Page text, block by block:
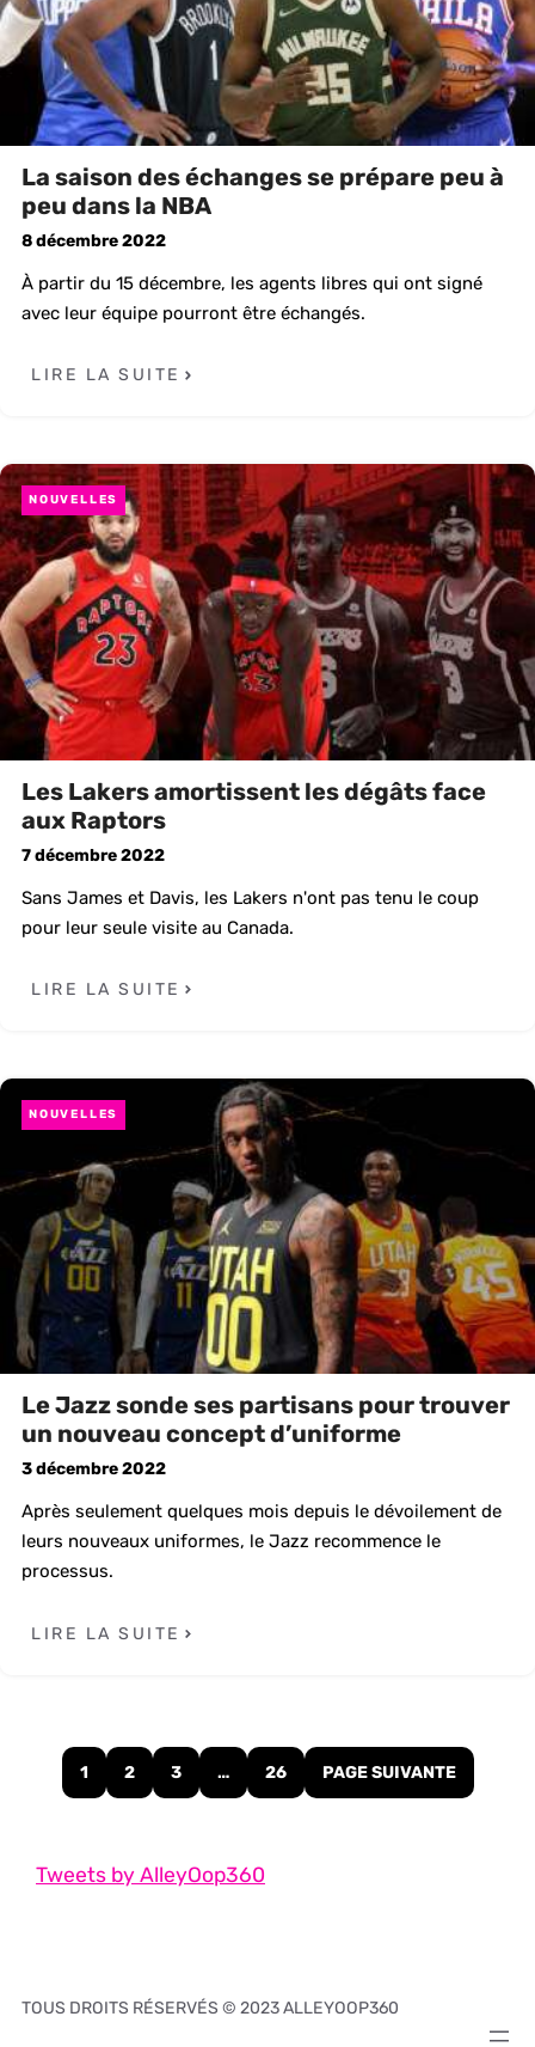
La saison des échanges se prépare peu à
peu dans la NBA
8 décembre 2022
À partir du 15 décembre, les agents libres qui ont signé
avec leur équipe pourront être échangés.
LIRE LA SUITE
NOUVELLES
Les Lakers amortissent les dégâts face
aux Raptors
7 décembre 2022
Sans James et Davis, les Lakers n'ont pas tenu le coup
pour leur seule visite au Canada.
LIRE LA SUITE
NOUVELLES
Le Jazz sonde ses partisans pour trouver
un nouveau concept d’uniforme
3 décembre 2022
Après seulement quelques mois depuis le dévoilement de
leurs nouveaux uniformes, le Jazz recommence le
processus.
LIRE LA SUITE
1 2 3 … 26 PAGE SUIVANTE
Tweets by AlleyOop360
TOUS DROITS RÉSERVÉS © 2023 ALLEYOOP360